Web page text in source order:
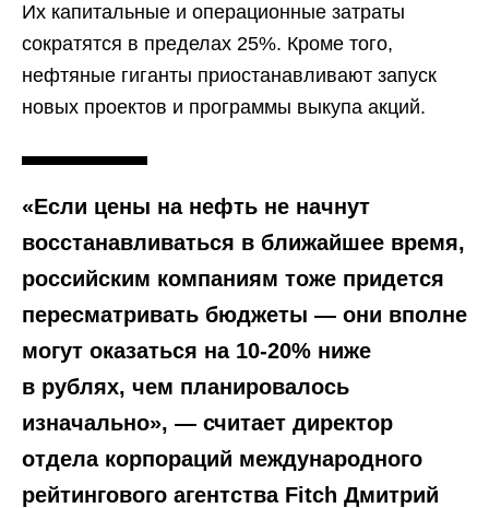
Их капитальные и операционные затраты
сократятся в пределах 25%. Кроме того,
нефтяные гиганты приостанавливают запуск
новых проектов и программы выкупа акций.
«Если цены на нефть не начнут
восстанавливаться в ближайшее время,
российским компаниям тоже придется
пересматривать бюджеты — они вполне
могут оказаться на 10-20% ниже
в рублях, чем планировалось
изначально», — считает директор
отдела корпораций международного
рейтингового агентства Fitch Дмитрий